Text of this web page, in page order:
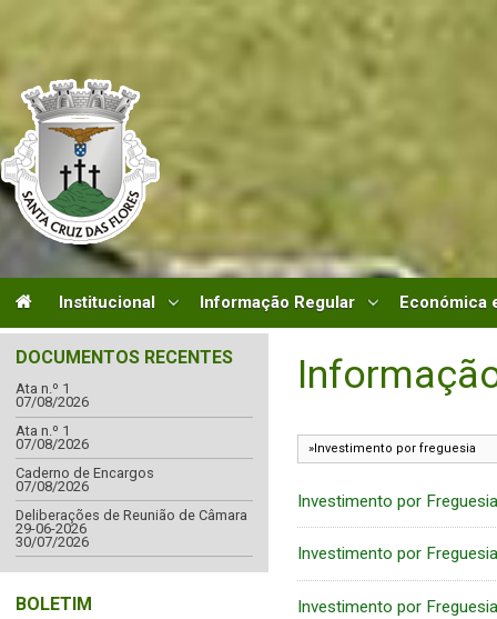
Institucional Informação Regular Económica
DOCUMENTOS RECENTES
Ata n.º 1
07/08/2026
Ata n.º 1
07/08/2026
Caderno de Encargos
07/08/2026
Deliberações de Reunião de Câmara
29-06-2026
30/07/2026
BOLETIM
Investimento por
Investimento por
Investimento por